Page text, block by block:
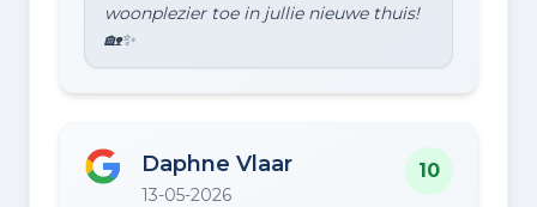
woonplezier toe in jullie nieuwe thuis!
Daphne Vlaar
13-05-2026
10